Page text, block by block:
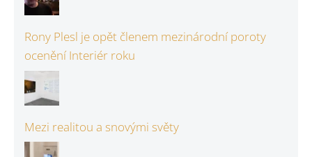
Rony Plesl je opět členem mezinárodní poroty
ocenění Interiér roku
Mezi realitou a snovými světy